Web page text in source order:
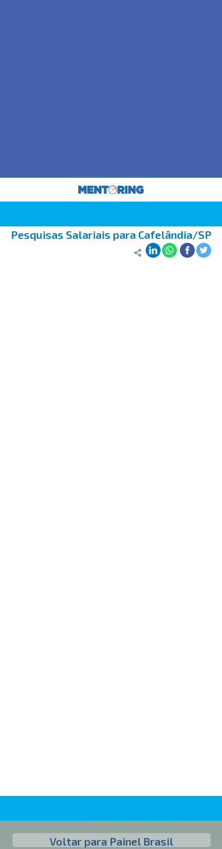
Pesquisas Salariais para Cafelândia/SP
Voltar para Painel Brasil